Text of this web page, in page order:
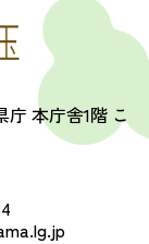
本庁舎1階 こ